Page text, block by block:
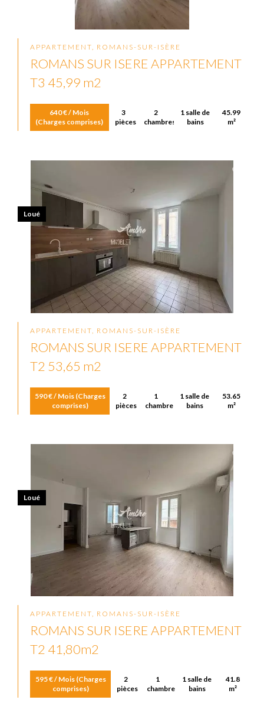
APPARTEMENT, ROMANS-SUR-ISÈRE
ROMANS SUR ISERE APPARTEMENT
T3 45,99 m2
640 € / Mois
(Charges comprises)
3
pièces
2
chambres
1 salle de
bains
45.99
m²
APPARTEMENT, ROMANS-SUR-ISÈRE
ROMANS SUR ISERE APPARTEMENT
T2 53,65 m2
590 € / Mois (Charges
comprises)
2
pièces
1
chambre
1 salle de
bains
53.65
m²
Loué
APPARTEMENT, ROMANS-SUR-ISÈRE
ROMANS SUR ISERE APPARTEMENT
T2 41,80m2
595 € / Mois (Charges
comprises)
2
pièces
1
chambre
1 salle de
bains
41.8
m²
Loué